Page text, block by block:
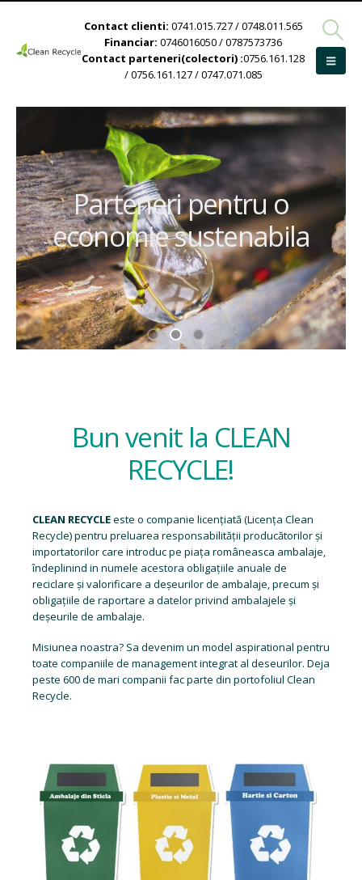
Contact clienti: 0741.015.727 / 0748.011.565
Financiar: 0746016050 / 0787573736
Contact parteneri(colectori) :0756.161.128
/ 0756.161.127 / 0747.071.085
Bun venit la CLEAN
RECYCLE!
CLEAN RECYCLEeste o companie licențiată (Licența Clean
Recycle) pentru preluarea responsabilității producătorilor și
importatorilor care introduc pe piața româneasca ambalaje,
îndeplinind in numele acestora obligațiile anuale de
reciclare și valorificare a deșeurilor de ambalaje, precum și
obligațiile de raportare a datelor privind ambalajele și
deșeurile de ambalaje.
Misiunea noastra? Sa devenim un model aspirational pentru
toate companiile de management integrat al deseurilor. Deja
peste 600 de mari companii fac parte din portofoliul Clean
Recycle.